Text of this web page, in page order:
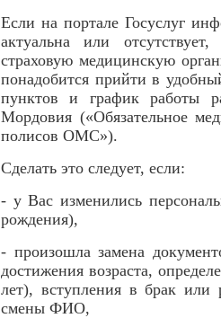
Если на портале Госуслуг
актуальна или
страховую медицинскую
понадобится прийти в
пунктов и график работы
Мордовия («Обязательное
полисов ОМС»).
Сделать это следует, если:
- у Вас изменились
рождения),
- произошла замена
достижения возраста,
лет), вступления в брак или
смены ФИО,